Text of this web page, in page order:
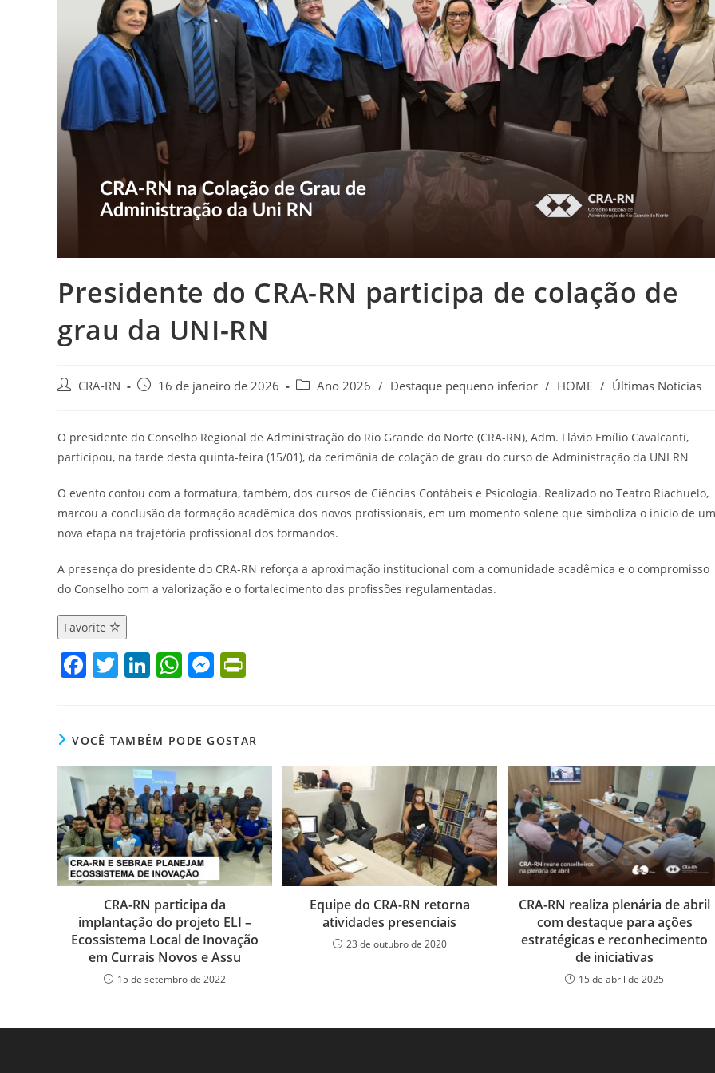
Presidente do CRA-RN participa de colação de
grau da UNI-RN
AutorCRA-RN
Post 16 de janeiro de 2026
Categoria
Ano 2026 / Destaque pequeno inferior / HOME / Últimas Notícias
O presidente do Conselho Regional de Administração do Rio Grande do Norte (CRA-RN), Adm. Flávio Emílio Cavalcanti,
participou, na tarde desta quinta-feira (15/01), da cerimônia de colação de grau do curso de Administração da UNI RN
O evento contou com a formatura, também, dos cursos de Ciências Contábeis e Psicologia. Realizado no Teatro Riachuelo,
marcou a conclusão da formação acadêmica dos novos profissionais, em um momento solene que simboliza o início de
nova etapa na trajetória profissional dos formandos.
A presença do presidente do CRA-RN reforça a aproximação institucional com a comunidade acadêmica e o compromisso
do Conselho com a valorização e o fortalecimento das profissões regulamentadas.
Favorite
F
e
b
o
o
k
T
er
Li
e
dI
n
W
s
A
p
p
M
e
n
g
er
ri
e
n
dl
y
VOCÊ TAMBÉM PODE GOSTAR
CRA-RN participa da
implantação do projeto ELI –
Ecossistema Local de Inovação
em Currais Novos e Assu
15 de setembro de 2022
Equipe do CRA-RN retorna
atividades presenciais
23 de outubro de 2020
CRA-RN realiza plenária de abril
com destaque para ações
estratégicas e reconhecimento
de iniciativas
15 de abril de 2025